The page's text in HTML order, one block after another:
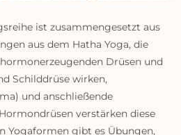
ist zusammengesetzt aus
aus dem Hatha Yoga, die
Drüsen und
Schilddrüse wirken,
und anschließende
verstärken diese
Yogaformen gibt es Übungen,